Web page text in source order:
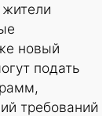
новый
подать
требований